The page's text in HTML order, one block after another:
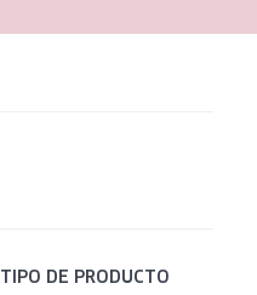
TIPO DE PRODUCTO